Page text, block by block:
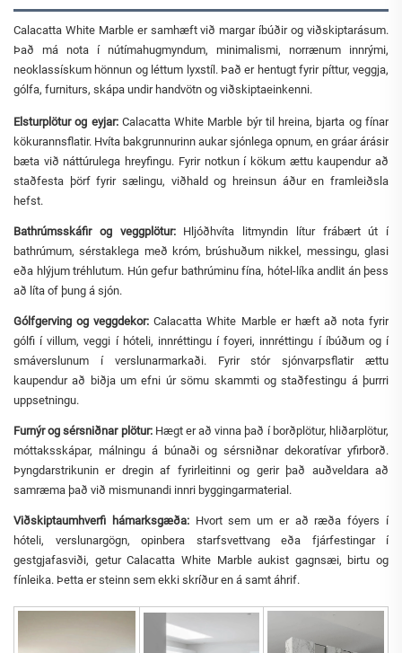
Calacatta White Marble er samhæft við margar íbúðir og viðskiptarásum.
Það má nota í nútímahugmyndum, minimalismi, norrænum innrými,
neoklassískum hönnun og léttum lyxstíl. Það er hentugt fyrir píttur, veggja,
gólfa, furniturs, skápa undir handvötn og viðskiptaeinkenni.
Elsturplötur og eyjar: Calacatta White Marble býr til hreina, bjarta og fínar
kökurannsflatir. Hvíta bakgrunnurinn aukar sjónlega opnum, en gráar árásir
bæta við náttúrulega hreyfingu. Fyrir notkun í kökum ættu kaupendur að
staðfesta þörf fyrir sælingu, viðhald og hreinsun áður en framleiðsla
hefst.
Bathrúmsskáfir og veggplötur: Hljóðhvíta litmyndin lítur frábært út í
bathrúmum, sérstaklega með króm, brúshuðum nikkel, messingu, glasi
eða hlýjum tréhlutum. Hún gefur bathrúminu fína, hótel-líka andlit án þess
að líta of þung á sjón.
Gólfgerving og veggdekor:Calacatta White Marble er hæft að nota fyrir
gólfi í villum, veggi í hóteli, innréttingu í foyeri, innréttingu í íbúðum og í
smáverslunum í verslunarmarkaði. Fyrir stór sjónvarpsflatir ættu
kaupendur að biðja um efni úr sömu skammti og staðfestingu á þurrri
uppsetningu.
Furnýr og sérsniðnar plötur: Hægt er að vinna það í borðplötur, hliðarplötur,
móttaksskápar, málningu á búnaði og sérsniðnar dekoratívar yfirborð.
Þyngdarstrikunin er dregin af fyrirleitinni og gerir það auðveldara að
samræma það við mismunandi innri byggingarmaterial.
Viðskiptaumhverfi hámarksgæða: Hvort sem um er að ræða fóyers í
hóteli, verslunargögn, opinbera starfsvettvang eða fjárfestingar í
gestgjafasviði, getur Calacatta White Marble aukist gagnsæi, birtu og
fínleika. Þetta er steinn sem ekki skríður en á samt áhrif.